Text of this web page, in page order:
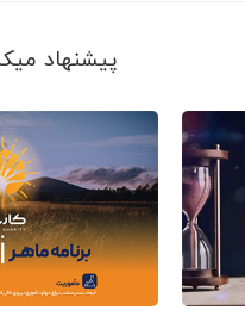
پیشنهاد می‎کنیم ببینید